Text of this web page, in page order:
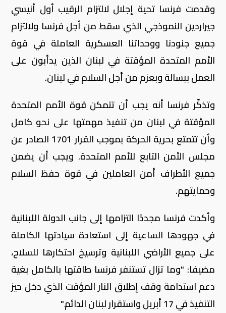
وقدمت فرنسا تحية إجلال لالتزام الرقيب أول أنيسي
جيراردين النموذجي الذي سقط من أجل فرنسا ولالتزام
جميع جنودنا ووحداتنا العسكرية العاملة في قوة
الأمم المتحدة المؤقتة في لبنان الذين يدأبون على
العمل ببسالة وبعزم من أجل السلام في لبنان.
وتذكّر فرنسا أنه يجب أن تتمكن قوة الأمم المتحدة
المؤقتة في لبنان من تنفيذ مهمتها على نحو كامل
وأن تتمتع بحرية الحركة بموجب القرار 1701 الصادر عن
مجلس الأمن التابع للأمم المتحدة. ويجب أن يضمن
جميع الأطراف أمن العاملين في قوة حفظ السلام
وحمايتهم.
وأكدت فرنسا مجددًا التزامها إلى جانب الدولة اللبنانية
في جهودها الساعية إلى استعادة سيادتها الكاملة
على جميع الأراضي اللبنانية وترسيخ احتكارها للسلاح،
مضيفا: "وما تزال تستنفر فرنسا طاقتها بالكامل بغية
دعم استدامة وقف إطلاق النار المؤقت الذي دخل حيز
التنفيذ في 17 أبريل واستقرار لبنان الدائم."